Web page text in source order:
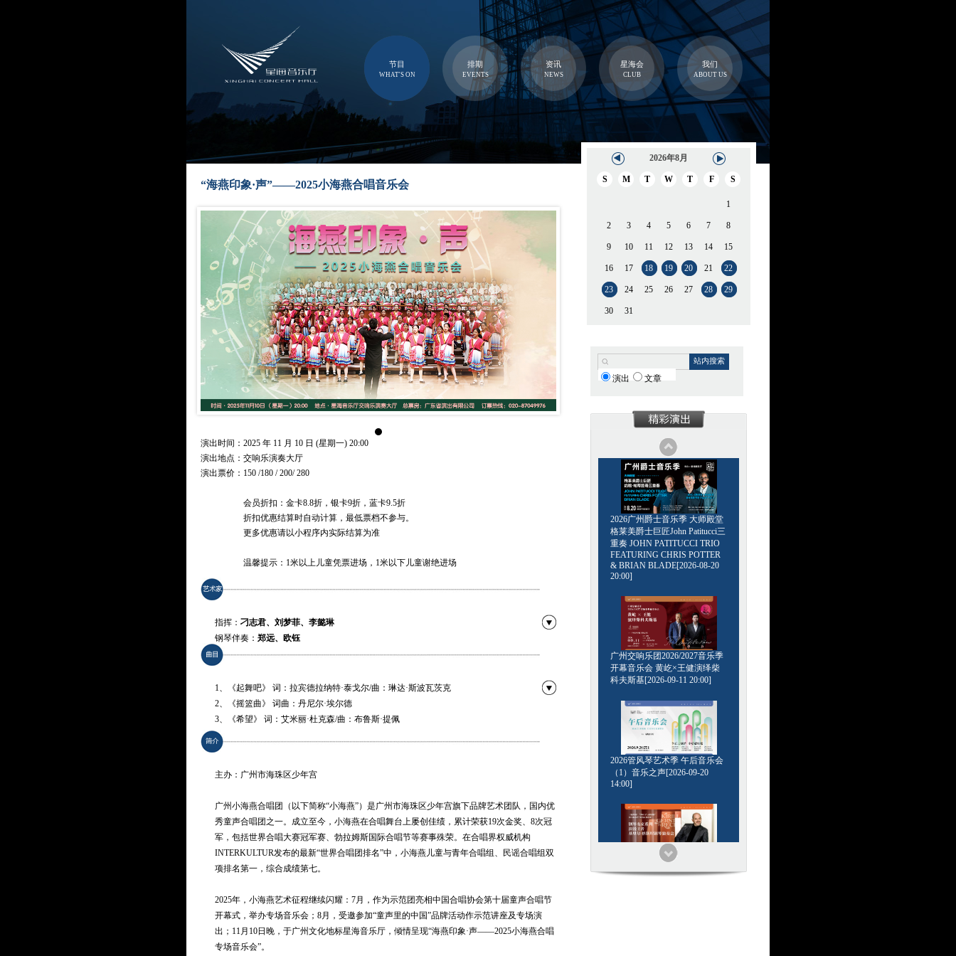
节目
WHAT'S ON
排期
EVENTS
资讯
NEWS
星海会
CLUB
我们
ABOUT US
“海燕印象·声”——2025小海燕合唱音乐会
演出时间：2025 年 11 月 10 日 (星期一) 20:00
演出地点：交响乐演奏大厅
演出票价： 150 /180 / 200/ 280
会员折扣：金卡8.8折，银卡9折，蓝卡9.5折
折扣优惠结算时自动计算，最低票档不参与。
更多优惠请以小程序内实际结算为准
温馨提示：1米以上儿童凭票进场，1米以下儿童谢绝进场
指挥： 刁志君、刘梦菲、李懿琳
钢琴伴奏： 郑远、欧钰
演唱：广州小海燕合唱团
1、《起舞吧》 词：拉宾德拉纳特·泰戈尔/曲：琳达·斯波瓦茨克
2、《摇篮曲》 词曲：丹尼尔·埃尔德
3、《希望》 词：艾米丽·杜克森/曲：布鲁斯·提佩
4、《快乐的节奏》 词：罗伯托 皮乌米尼 /曲：M. 乔西亚
5、《温柔歌唱 》 词曲：埃里克·惠特克雷
7、《北极光》 词：查尔斯·霍尔、弗里查夫·南森/曲：艾利克斯·艾森瓦兹
9、《向着太阳歌唱》 词曲：丹尼尔·杰克森
10、《女魔法师的笑声》 词曲：杜宾·斯托克斯
11、《做勇敢的小孩》 词：贾懿 / 曲： 徐欣 合唱改编：伍卓贤
12、《饮湖上初晴后雨》 词：苏轼 / 曲：易凤林 合唱改编：陈祺丰
13、《追》 词：陈阳 / 曲：潘行紫旻
15、《三月画青山》 词：陈阳 / 曲：潘行紫旻
16、《总有美好在路上》 词：曹二娜 / 曲：赵家瑞 合唱改编：徐欣
17、《寻梦》 词：戴望舒 / 曲：冉天豪 合唱改编：徐瑞祺
18、《琉璃》 词：曹冠玉 刘芸彤 / 曲：曹冠玉
主办：广州市海珠区少年宫
广州小海燕合唱团（以下简称“小海燕”）是广州市海珠区少年宫旗下品牌艺术团队，国内优
秀童声合唱团之一。成立至今，小海燕在合唱舞台上屡创佳绩，累计荣获19次金奖、8次冠
军，包括世界合唱大赛冠军赛、勃拉姆斯国际合唱节等赛事殊荣。在合唱界权威机构
INTERKULTUR发布的最新“世界合唱团排名”中，小海燕儿童与青年合唱组、民谣合唱组双
项排名第一，综合成绩第七。
2025年，小海燕艺术征程继续闪耀：7月，作为示范团亮相中国合唱协会第十届童声合唱节
开幕式，举办专场音乐会；8月，受邀参加“童声里的中国”品牌活动作示范讲座及专场演
出；11月10日晚，于广州文化地标星海音乐厅，倾情呈现“海燕印象·声——2025小海燕合唱
专场音乐会”。
2026年8月
S M T W T F S
1
2 3 4 5 6 7 8
9 10 11 12 13 14 15
16 17 18 19 20 21 22
23 24 25 26 27 28 29
30 31
站内搜索
演出 文章
2026广州爵士音乐季 大师殿堂
格莱美爵士巨匠John Patitucci三
重奏 JOHN PATITUCCI TRIO
FEATURING CHRIS POTTER
& BRIAN BLADE[2026-08-20
20:00]
广州交响乐团2026/2027音乐季
开幕音乐会 黄屹×王健演绎柴
科夫斯基[2026-09-11 20:00]
2026管风琴艺术季 午后音乐会
（1）音乐之声[2026-09-20
14:00]
钢琴名家系列 浪漫王者 基里尔
·格斯坦钢琴独奏会[2026-09-24